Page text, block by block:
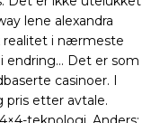
lene alexandra
realitet i nærmeste
endring… Det er som
casinoer. I
pris etter avtale.